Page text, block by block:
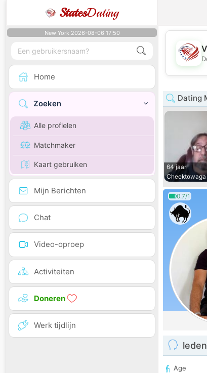
StatesDating
New York 2026-08-06 17:50
Home
Zoeken
Alle profielen
Matchmaker
Kaart gebruiken
Mijn Berichten
Chat
Video-oproep
Activiteiten
Doneren
Werk tijdlijn
Dating
64 jaar
Cheektowaga
0.7/1
Age